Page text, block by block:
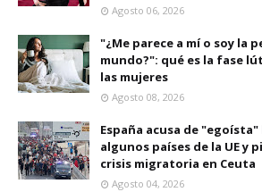
Agosto 06, 2026
"¿Me parece a mí o soy la
mundo?": qué es la fase
las mujeres
Agosto 08, 2026
España acusa de
algunos países de la UE y
crisis migratoria en Ceuta
Agosto 04, 2026